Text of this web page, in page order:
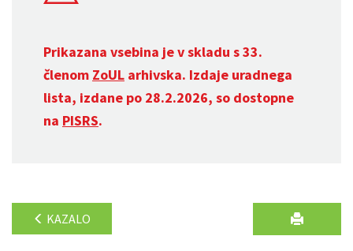
Prikazana vsebina je v skladu s 33.
členom ZoUL arhivska. Izdaje uradnega
lista, izdane po 28.2.2026, so dostopne
na PISRS.
KAZALO